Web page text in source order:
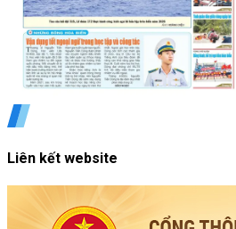
Liên kết website